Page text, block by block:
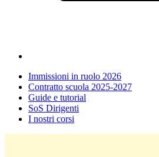
Immissioni in ruolo 2026
Contratto scuola 2025-2027
Guide e tutorial
SoS Dirigenti
I nostri corsi